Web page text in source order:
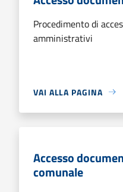
Procedimento di
amministrativi
VAI ALLA PAGINA
Accesso
comunale